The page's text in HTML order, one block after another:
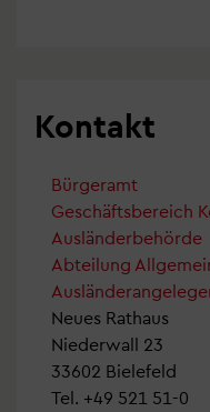
Kontakt
Bürgeramt
Geschäftsbereich
Ausländerbehörde
Abteilung
Neues Rathaus
Niederwall 23
33602 Bielefeld
Tel. +49 521 51-0